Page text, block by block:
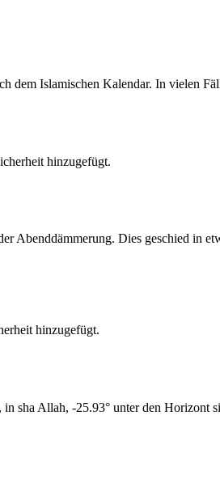
dem Islamischen Kalendar. In vielen
hinzugefügt.
Abenddämmerung. Dies geschied in
hinzugefügt.
sha Allah, -25.93° unter den